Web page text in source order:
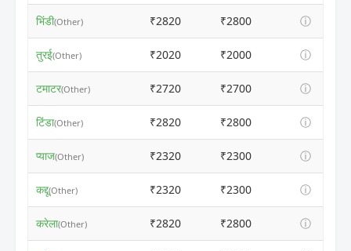
भिंडी(Other) ₹2820 ₹2800 ⓘ
तुरई(Other) ₹2020 ₹2000 ⓘ
टमाटर(Other) ₹2720 ₹2700 ⓘ
टिंडा(Other) ₹2820 ₹2800 ⓘ
प्याज(Other) ₹2320 ₹2300 ⓘ
कद्दू(Other) ₹2320 ₹2300 ⓘ
करेला(Other) ₹2820 ₹2800 ⓘ